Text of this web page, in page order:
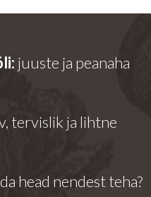
juuste ja peanaha
tervislik ja lihtne
head nendest teha?